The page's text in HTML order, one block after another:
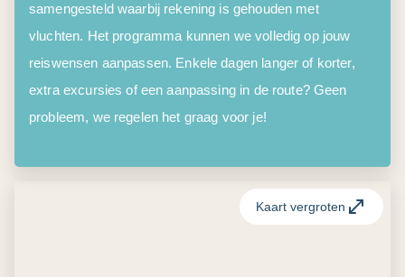
samengesteld waarbij rekening is gehouden met
vluchten. Het programma kunnen we volledig op jouw
reiswensen aanpassen. Enkele dagen langer of korter,
extra excursies of een aanpassing in de route? Geen
probleem, we regelen het graag voor je!
Kaart vergroten